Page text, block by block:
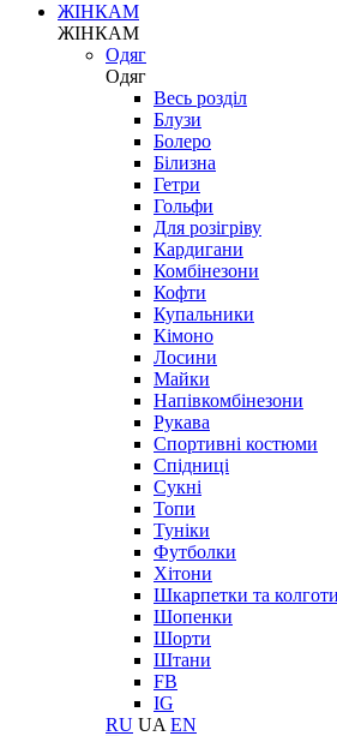
ЖІНКАМ
ЖІНКАМ
Одяг
Одяг
Весь розділ
Блузи
Болеро
Білизна
Гетри
Гольфи
Для розігріву
Кардигани
Комбінезони
Кофти
Купальники
Кімоно
Лосини
Майки
Напівкомбінезони
Рукава
Спортивні костюми
Спідниці
Сукні
Топи
Туніки
Футболки
Хітони
Шкарпетки та колготи
Шопенки
Шорти
Штани
FB
IG
RU UA EN